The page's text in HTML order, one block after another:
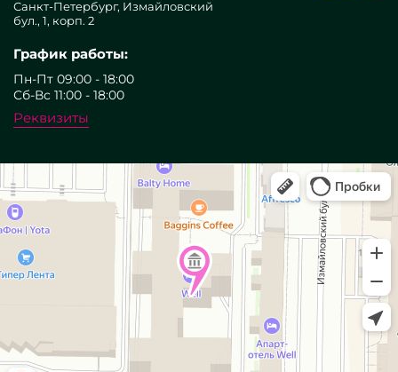
Санкт-Петербург, Измайловский
бул., 1, корп. 2
График работы:
Пн-Пт 09:00 - 18:00
Сб-Вс 11:00 - 18:00
Реквизиты